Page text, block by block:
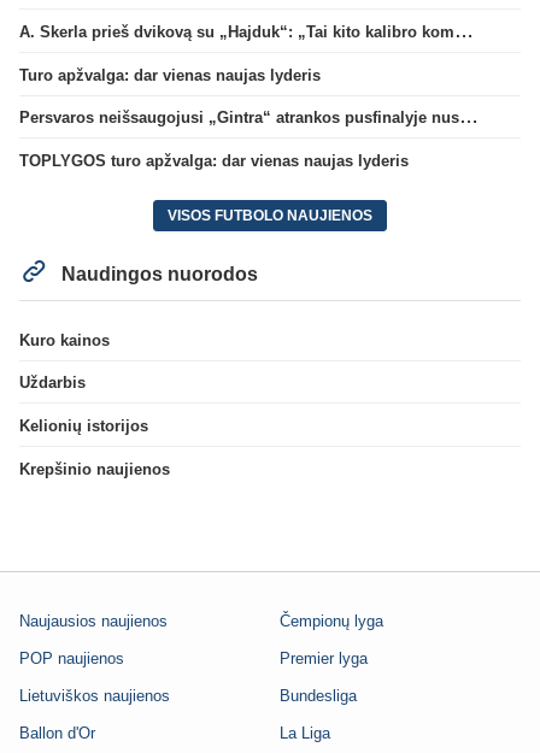
A. Skerla prieš dvikovą su „Hajduk“: „Tai kito kalibro komanda“
Turo apžvalga: dar vienas naujas lyderis
Persvaros neišsaugojusi „Gintra“ atrankos pusfinalyje nusileido Škotijos čempionėms
TOPLYGOS turo apžvalga: dar vienas naujas lyderis
VISOS FUTBOLO NAUJIENOS
Naudingos nuorodos
Kuro kainos
Uždarbis
Kelionių istorijos
Krepšinio naujienos
Naujausios naujienos
POP naujienos
Lietuviškos naujienos
Ballon d'Or
Čempionų lyga
Premier lyga
Bundesliga
La Liga